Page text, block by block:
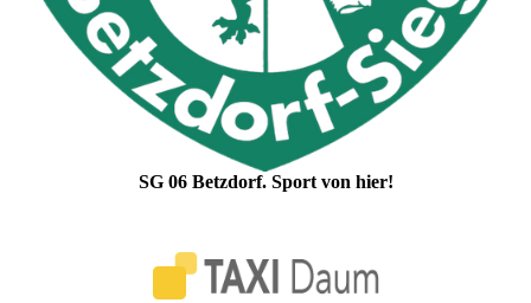
SG 06 Betzdorf. Sport von hier!